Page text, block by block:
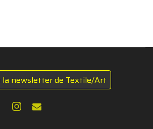
la newsletter de Textile/Art